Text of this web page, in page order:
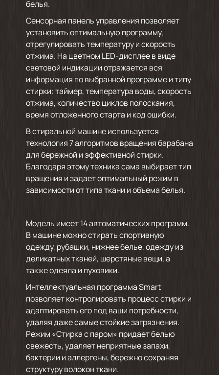
белья.
Сенсорная панель управления позволяет
установить оптимальную программу,
отрегулировать температуру и скорость
отжима. На цветном LED-дисплее в виде
световой индикации отражается вся
информация по выбранной программе и типу
стирки: таймер, температура воды, скорость
отжима, количество циклов полоскания,
время отложенного старта и код ошибки.
В стиральной машине используется
технология 7 алгоритмов вращения барабана
для бережной и эффективной стирки.
Благодаря этому техника сама выбирает тип
вращения и задает оптимальный режим в
зависимости от типа ткани и объема белья.
Модель имеет 14 автоматических программ.
В машине можно стирать спортивную
одежду, рубашки, нижнее белье, одежду из
деликатных тканей, шерстяные вещи, а
также одеяла и пуховики.
Интеллектуальная программа Smart
позволяет контролировать процесс стирки и
адаптировать его под ваши потребности,
удаляя даже самые стойкие загрязнения.
Режим «Стирка с паром» придает белью
свежесть, удаляет неприятные запахи,
бактерии и аллергены, бережно сохраняя
структуру волокон ткани.